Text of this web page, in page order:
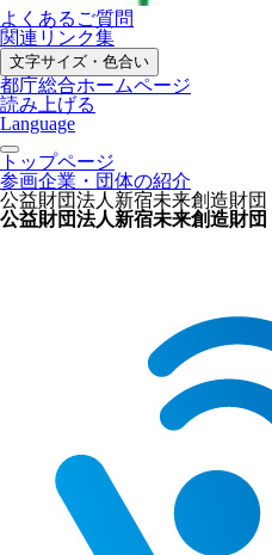
よくあるご質問
関連リンク集
文字サイズ・色合い
都庁総合ホームページ
読み上げる
Language
トップページ
参画企業・団体の紹介
公益財団法人新宿未来創造財団
公益財団法人新宿未来創造財団